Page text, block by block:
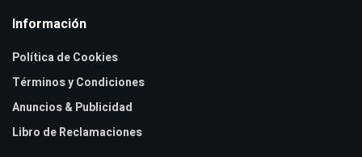
Información
Política de Cookies
Términos y Condiciones
Anuncios & Publicidad
Libro de Reclamaciones